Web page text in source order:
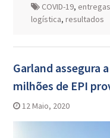
COVID-19,
logística, resultados
Garland assegura
milhões de EPI
12 Maio, 2020